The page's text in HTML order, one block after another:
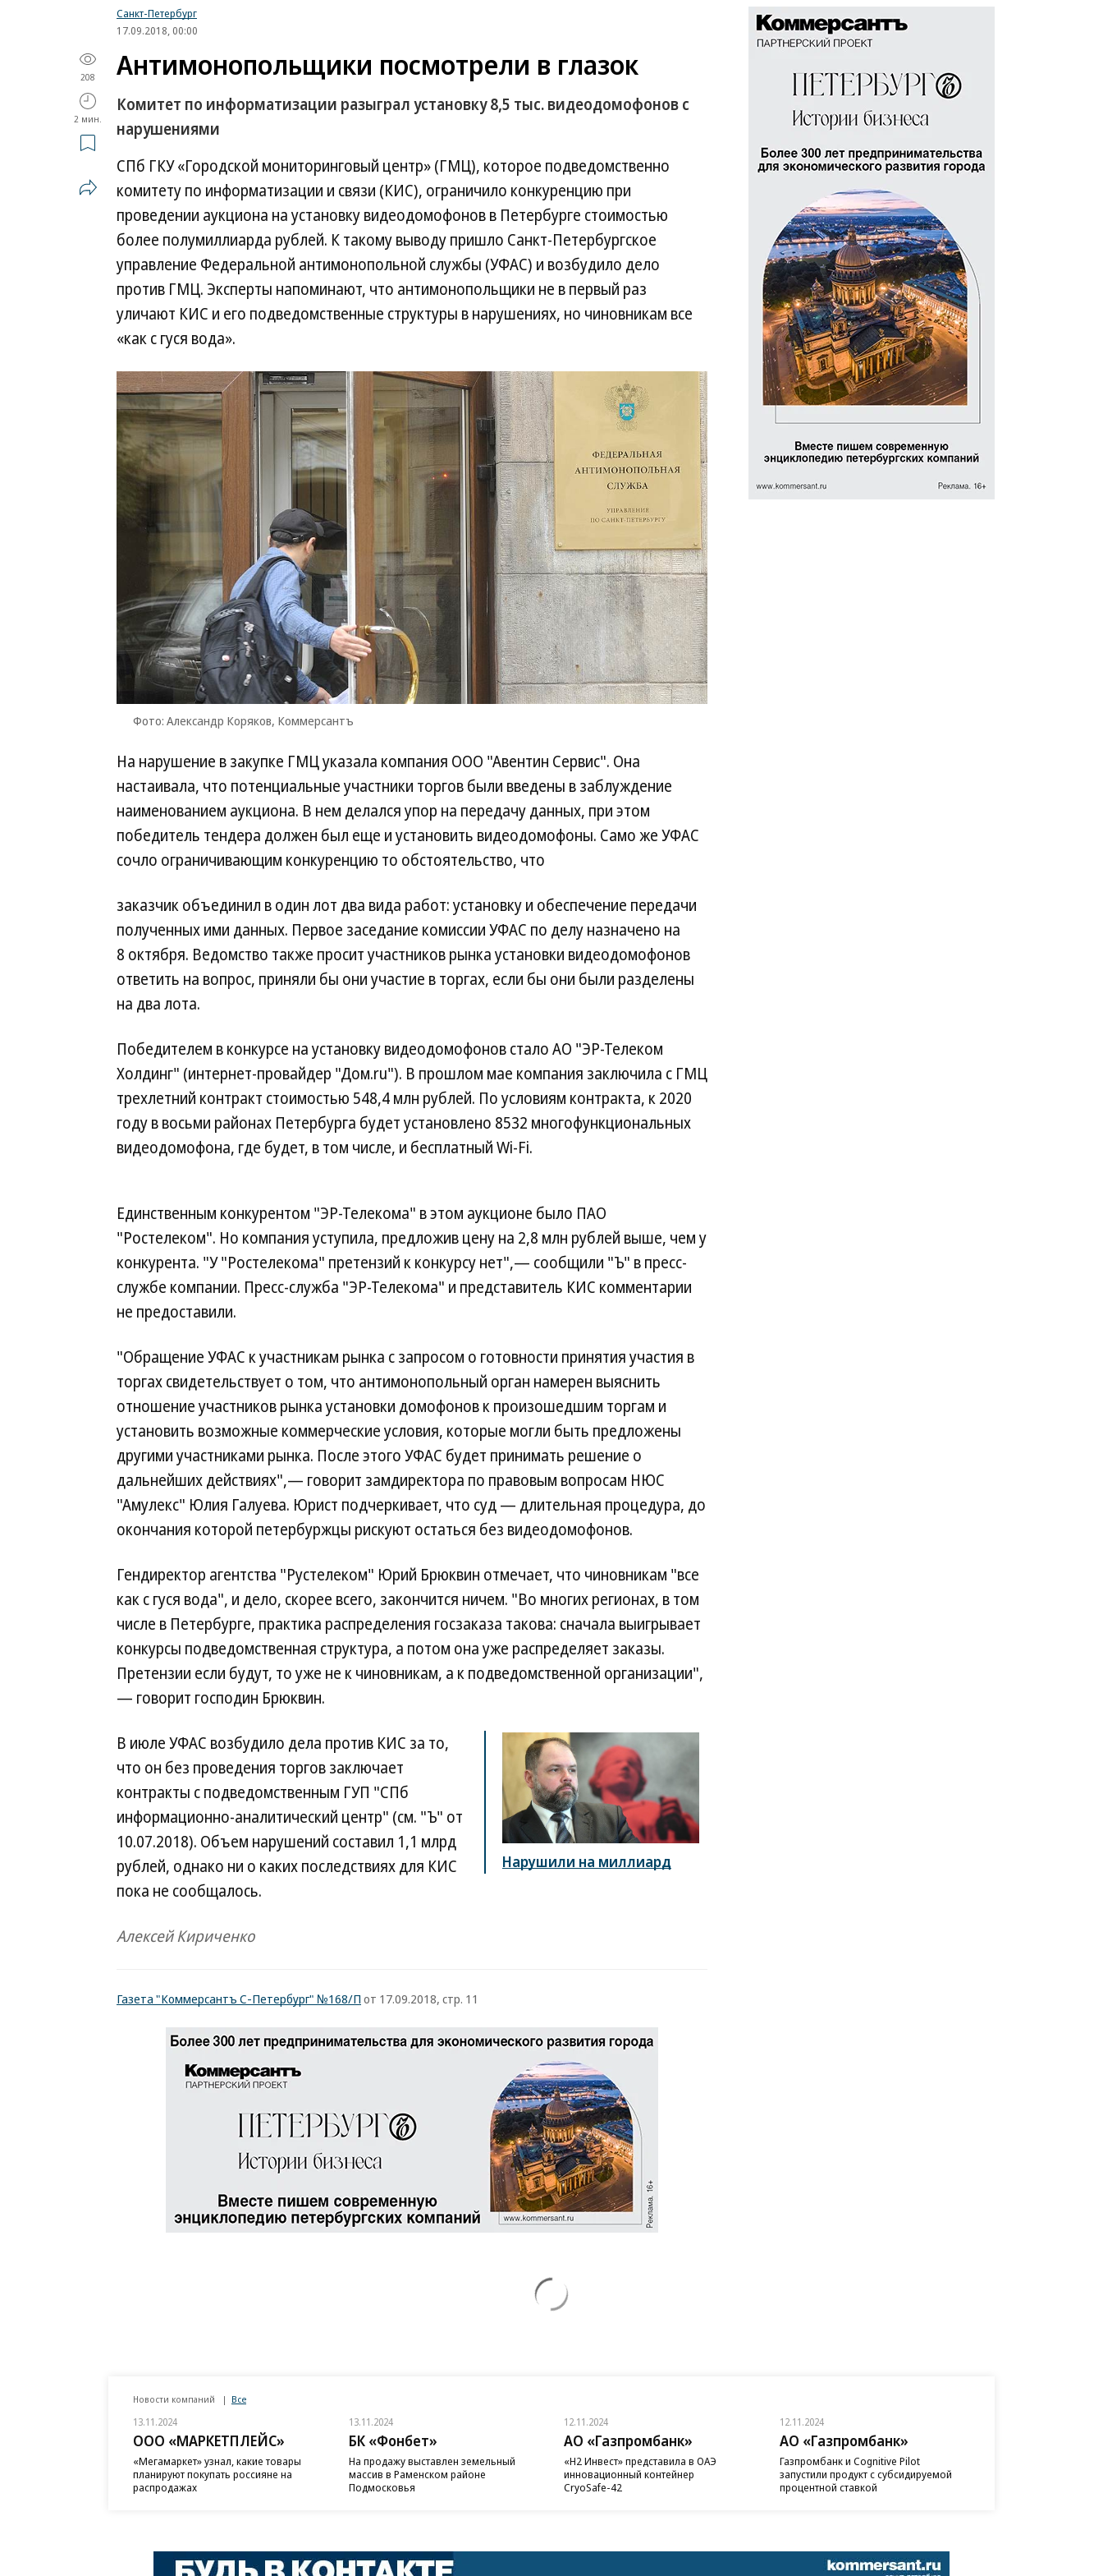
Санкт-Петербург
17.09.2018, 00:00
208
2 мин.
Антимонопольщики посмотрели в глазок
Комитет по информатизации разыграл установку 8,5 тыс. видеодомофонов с
нарушениями
СПб ГКУ «Городской мониторинговый центр» (ГМЦ), которое подведомственно
комитету по информатизации и связи (КИС), ограничило конкуренцию при
проведении аукциона на установку видеодомофонов в Петербурге стоимостью
более полумиллиарда рублей. К такому выводу пришло Санкт-Петербургское
управление Федеральной антимонопольной службы (УФАС) и возбудило дело
против ГМЦ. Эксперты напоминают, что антимонопольщики не в первый раз
уличают КИС и его подведомственные структуры в нарушениях, но чиновникам все
«как с гуся вода».
Фото: Александр Коряков, Коммерсантъ
На нарушение в закупке ГМЦ указала компания ООО "Авентин Сервис". Она
настаивала, что потенциальные участники торгов были введены в заблуждение
наименованием аукциона. В нем делался упор на передачу данных, при этом
победитель тендера должен был еще и установить видеодомофоны. Само же УФАС
сочло ограничивающим конкуренцию то обстоятельство, что
заказчик объединил в один лот два вида работ: установку и обеспечение передачи
полученных ими данных. Первое заседание комиссии УФАС по делу назначено на
8 октября. Ведомство также просит участников рынка установки видеодомофонов
ответить на вопрос, приняли бы они участие в торгах, если бы они были разделены
на два лота.
Победителем в конкурсе на установку видеодомофонов стало АО "ЭР-Телеком
Холдинг" (интернет-провайдер "Дом.ru"). В прошлом мае компания заключила с ГМЦ
трехлетний контракт стоимостью 548,4 млн рублей. По условиям контракта, к 2020
году в восьми районах Петербурга будет установлено 8532 многофункциональных
видеодомофона, где будет, в том числе, и бесплатный Wi-Fi.
Единственным конкурентом "ЭР-Телекома" в этом аукционе было ПАО
"Ростелеком". Но компания уступила, предложив цену на 2,8 млн рублей выше, чем у
конкурента. "У "Ростелекома" претензий к конкурсу нет",— сообщили "Ъ" в пресс-
службе компании. Пресс-служба "ЭР-Телекома" и представитель КИС комментарии
не предоставили.
"Обращение УФАС к участникам рынка с запросом о готовности принятия участия в
торгах свидетельствует о том, что антимонопольный орган намерен выяснить
отношение участников рынка установки домофонов к произошедшим торгам и
установить возможные коммерческие условия, которые могли быть предложены
другими участниками рынка. После этого УФАС будет принимать решение о
дальнейших действиях",— говорит замдиректора по правовым вопросам НЮС
"Амулекс" Юлия Галуева. Юрист подчеркивает, что суд — длительная процедура, до
окончания которой петербуржцы рискуют остаться без видеодомофонов.
Гендиректор агентства "Рустелеком" Юрий Брюквин отмечает, что чиновникам "все
как с гуся вода", и дело, скорее всего, закончится ничем. "Во многих регионах, в том
числе в Петербурге, практика распределения госзаказа такова: сначала выигрывает
конкурсы подведомственная структура, а потом она уже распределяет заказы.
Претензии если будут, то уже не к чиновникам, а к подведомственной организации",
— говорит господин Брюквин.
Нарушили на миллиард
В июле УФАС возбудило дела против КИС за то,
что он без проведения торгов заключает
контракты с подведомственным ГУП "СПб
информационно-аналитический центр" (см. "Ъ" от
10.07.2018). Объем нарушений составил 1,1 млрд
рублей, однако ни о каких последствиях для КИС
пока не сообщалось.
Алексей Кириченко
Газета "Коммерсантъ С-Петербург" №168/П от 17.09.2018, стр. 11
Новости компаний Все
13.11.2024
ООО «МАРКЕТПЛЕЙС»
«Мегамаркет» узнал, какие товары
планируют покупать россияне на
распродажах
13.11.2024
БК «Фонбет»
На продажу выставлен земельный
массив в Раменском районе
Подмосковья
12.11.2024
АО «Газпромбанк»
«H2 Инвест» представила в ОАЭ
инновационный контейнер
CryoSafe-42
12.11.2024
АО «Газпромбанк»
Газпромбанк и Cognitive Pilot
запустили продукт с субсидируемой
процентной ставкой